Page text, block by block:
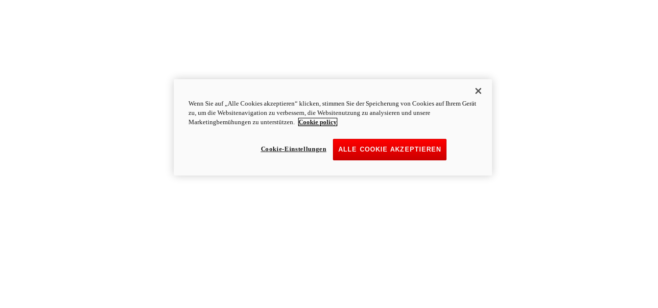
Wenn Sie auf „Alle Cookies akzeptieren“ klicken, stimmen Sie der Speicherung von Cookies auf Ihrem Gerät
zu, um die Websitenavigation zu verbessern, die Websitenutzung zu analysieren und unsere
Marketingbemühungen zu unterstützen. Cookie policy
ALLE COOKIE AKZEPTIEREN
Cookie-Einstellungen